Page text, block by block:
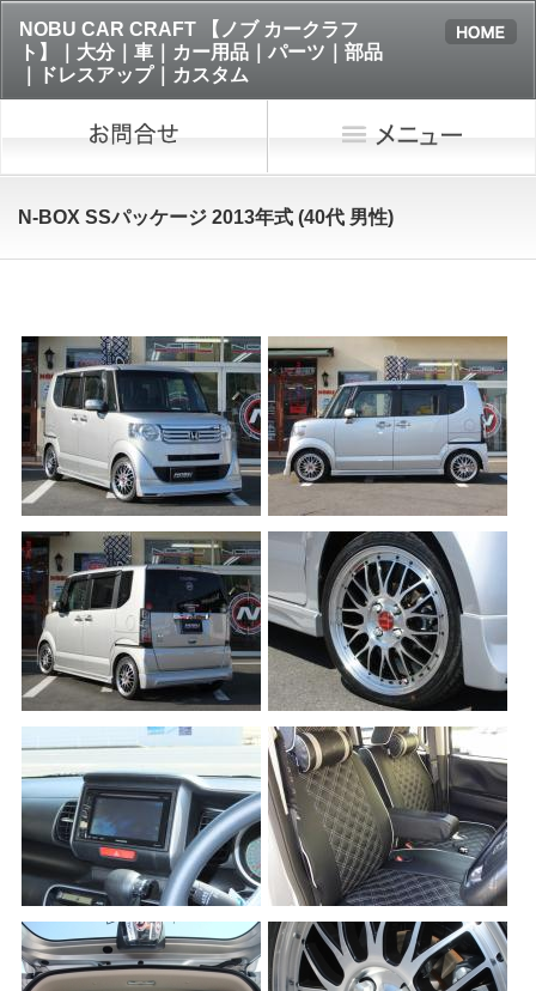
NOBU CAR CRAFT 【ノブ カークラフ
ト】｜大分｜車｜カー用品｜パーツ｜部品
｜ドレスアップ｜カスタム
N-BOX SSパッケージ 2013年式 (40代 男性)